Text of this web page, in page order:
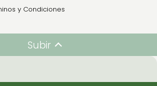
y Condiciones
Subir